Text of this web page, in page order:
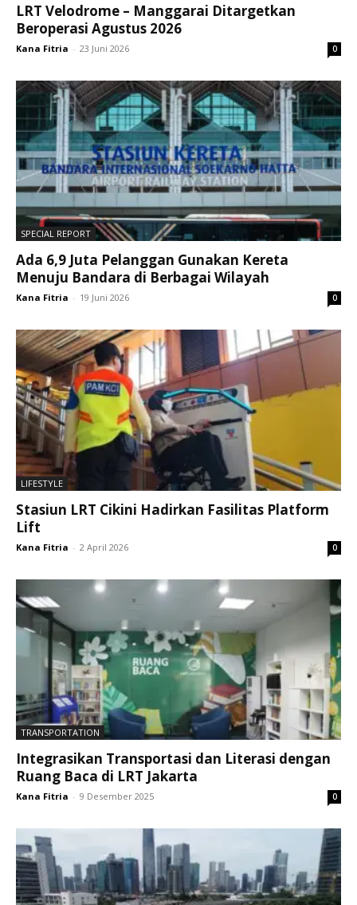
LRT Velodrome – Manggarai Ditargetkan
Beroperasi Agustus 2026
Kana Fitria - 23 Juni 2026 0
SPECIAL REPORT
Ada 6,9 Juta Pelanggan Gunakan Kereta
Menuju Bandara di Berbagai Wilayah
Kana Fitria - 19 Juni 2026 0
LIFESTYLE
Stasiun LRT Cikini Hadirkan Fasilitas Platform
Lift
Kana Fitria - 2 April 2026 0
TRANSPORTATION
Integrasikan Transportasi dan Literasi dengan
Ruang Baca di LRT Jakarta
Kana Fitria - 9 Desember 2025 0